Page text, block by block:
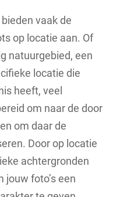
vaak de
op locatie aan. Of
natuurgebied, een
locatie die
heeft, veel
om naar de door
om daar de
Door op locatie
achtergronden
foto’s een